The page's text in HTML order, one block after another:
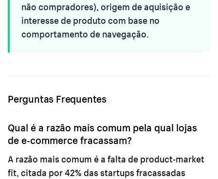
não compradores), origem de aquisição e
interesse de produto com base no
comportamento de navegação.
Perguntas Frequentes
Qual é a razão mais comum pela qual lojas
de e-commerce fracassam?
A razão mais comum é a falta de product-market
fit, citada por 42% das startups fracassadas